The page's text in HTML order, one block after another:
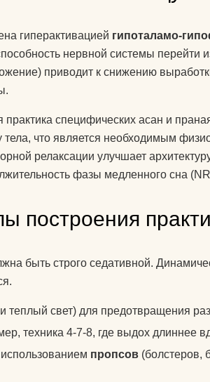
литературу
пенсии?
переводится йога
повесить гамак для
день! Какими
правую почку?
использовать блок
йоги?
парни видят йогу?
гиперактивацией гипоталамо-
нервной системы перейти
приводит к снижению
практика специфических асан и
что является необходимым
релаксации улучшает
фазы медленного сна
построения
быть строго седативной.
теплый свет) для предотвращения
техника 4-7-8, где выдох длиннее
пропсов (болстеров,